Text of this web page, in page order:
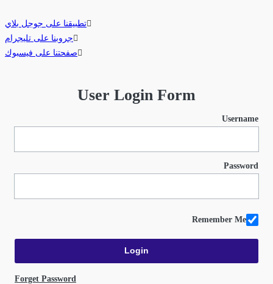
تطبيقنا على جوجل بلاي
جروبنا على تليجرام
صفحتنا على فيسبوك
User Login Form
Username
Password
Remember Me
Forget Password